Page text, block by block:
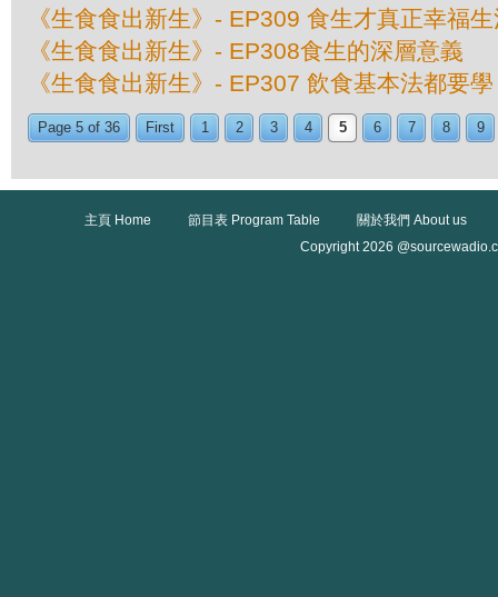
《生食食出新生》- EP309 食生才真正幸福
《生食食出新生》- EP308食生的深層意義
《生食食出新生》- EP307 飲食基本法都要
Page 5 of 36 First 1 2 3 4 5 6 7 8 9
主頁 Home 節目表 Program Table
關於我們 About us
Copyright 2026